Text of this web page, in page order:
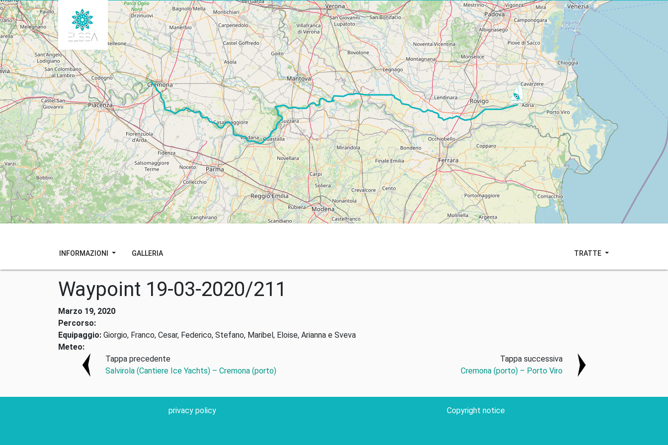
INFORMAZIONI GALLERIA TRATTE
Waypoint 19-03-2020/211
Marzo 19, 2020
Percorso:
Equipaggio: Giorgio, Franco, Cesar, Federico, Stefano, Maribel, Eloise, Arianna e Sveva
Meteo:
Tappa precedente
Salvirola (Cantiere Ice Yachts) – Cremona (porto)
Tappa successiva
Cremona (porto) – Porto Viro
privacy policy Copyright notice